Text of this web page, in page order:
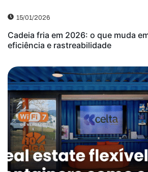
15/01/2026
Cadeia fria em 2026: o que muda
eficiência e rastreabilidade